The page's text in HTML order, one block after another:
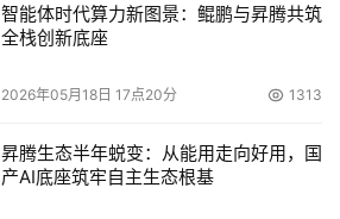
智能体时代算力新图景：鲲鹏与昇腾共筑
全栈创新底座
2026年05月18日 17点20分 1313
昇腾生态半年蜕变：从能用走向好用，国
产AI底座筑牢自主生态根基